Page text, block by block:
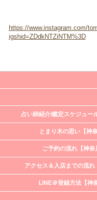
https://www.instagram.com/
igshid=ZDdkNTZiNTM%3D
占い師紹介/鑑定スケジュー
とまり木の思い【神
ご予約の流れ【神奈
アクセス＆入店までの流れ
LINE＠登録方法【神